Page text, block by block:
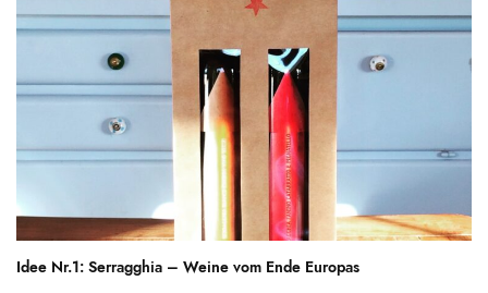
Idee Nr.1: Serragghia – Weine vom Ende Europas